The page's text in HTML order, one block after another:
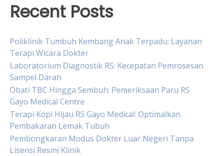
Recent Posts
Poliklinik Tumbuh Kembang Anak Terpadu: Layanan
Terapi Wicara Dokter
Laboratorium Diagnostik RS: Kecepatan Pemrosesan
Sampel Darah
Obati TBC Hingga Sembuh: Pemeriksaan Paru RS
Gayo Medical Centre
Terapi Kopi Hijau RS Gayo Medical: Optimalkan
Pembakaran Lemak Tubuh
Pembongkaran Modus Dokter Luar Negeri Tanpa
Lisensi Resmi Klinik